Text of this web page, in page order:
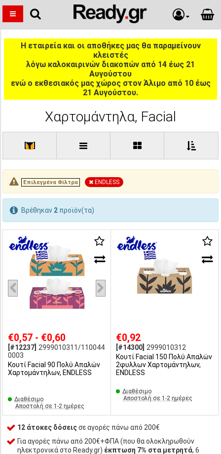
Η εταιρεία και οι αποθήκες μας θα παραμείνουν
κλειστές
λόγω καλοκαιρινών διακοπών από 14 έως 21
Αυγούστου
ενώ ο εκθεσιακός μας χώρος στον Άλιμο από 10 έως
21 Αυγούστου.
Χαρτομάντηλα, Facial
[ ]
Επιλεγμένα Φίλτρα ENDLESS
Βρέθηκαν 2 προϊόν(τα)
€0,57 - €0,60
[#12237] 2999010311/110044
0003
Κουτί Facial 90 Πολύ Απαλών
Χαρτομάντηλων, ENDLESS
Διαθέσιμο
Αποστολή σε 1-2 ημέρες
€0,92
[#14300] 2999010312
Κουτί Facial 150 Πολύ Απαλών
2φυλλων Χαρτομάντηλων,
ENDLESS
Διαθέσιμο
Αποστολή σε 1-2 ημέρες
12 άτοκες δόσειςσε αγορές πάνω από 200€
Για αγορές πάνω από 200€+ΦΠΑ (που θα ολοκληρωθούν
ηλεκτρονικά στο Ready.gr) έκπτωση 7% στα μετρητά, 6